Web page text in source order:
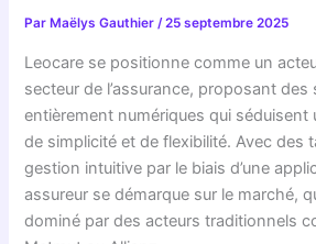
Par Maëlys Gauthier/25 septembre 2025
Leocare se positionne comme un
secteur de l’assurance, proposant des
entièrement numériques qui séduisent
de simplicité et de flexibilité. Avec des
gestion intuitive par le biais d’une
assureur se démarque sur le marché,
dominé par des acteurs traditionnels